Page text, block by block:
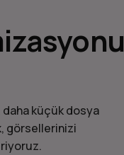
daha küçük dosya
görsellerinizi